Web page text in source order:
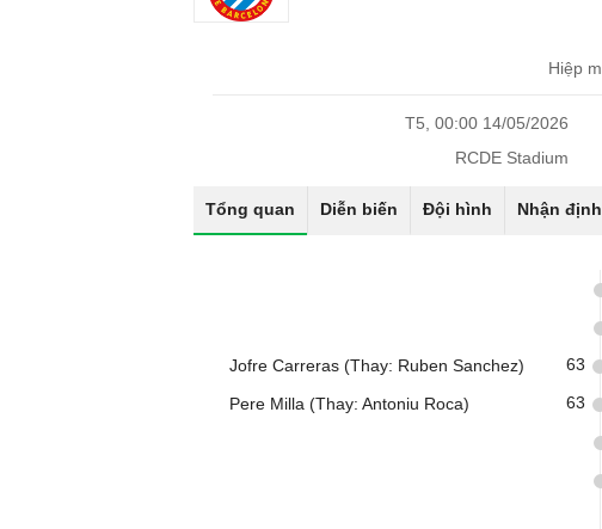
Hiệp
T5, 00:00 14/05/2026
RCDE Stadium
Tổng quan Diễn biến Đội hình Nhận định
Jofre Carreras (Thay: Ruben Sanchez) 63
Pere Milla (Thay: Antoniu Roca) 63